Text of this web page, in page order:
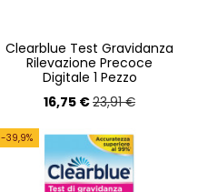
Clearblue Test Gravidanza
Rilevazione Precoce
Digitale 1 Pezzo
16,75 €23,91 €
-39,9%